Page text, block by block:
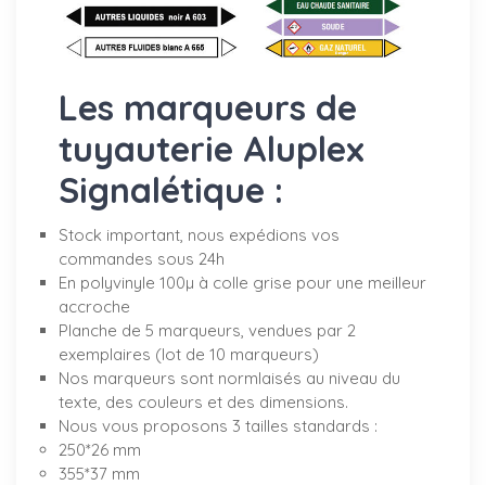
Les marqueurs de
tuyauterie Aluplex
Signalétique :
Stock important, nous expédions vos
commandes sous 24h
En polyvinyle 100µ à colle grise pour une meilleur
accroche
Planche de 5 marqueurs, vendues par 2
exemplaires (lot de 10 marqueurs)
Nos marqueurs sont normlaisés au niveau du
texte, des couleurs et des dimensions.
Nous vous proposons 3 tailles standards :
250*26 mm
355*37 mm